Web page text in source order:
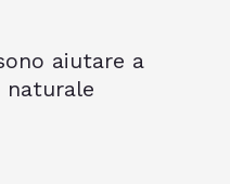
aiutare a
naturale